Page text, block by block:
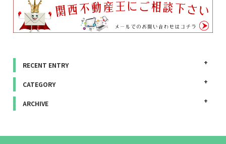
RECENT ENTRY
CATEGORY
ARCHIVE